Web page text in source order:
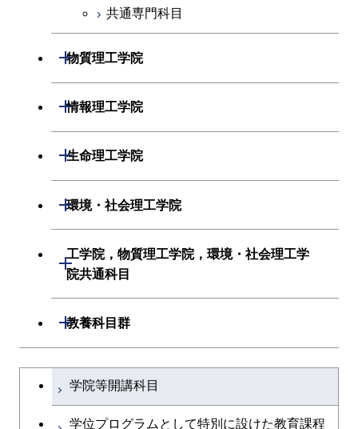
共通専門科目
物質理工学院
開閉
材料系
初年次専門科目
共通専門科目
情報理工学院
開閉
数理・計算科学系
初年次専門科目
創造プロセス科目
共通専門科目
生命理工学院
開閉
生命理工学系
創造プロセス科目
共通専門科目
環境・社会理工学院
開閉
建築学系
融合理工学系
初年次専門科目
工学院，物質理工学院，環境・社会理工学
院共通科目
開閉
工学院，物質理工学院，環境・社会
教養科目群
開閉
文系教養科目
英語科目
学士課程を切り替える
学院等開講科目
学位プログラムとして特別に設けた教育課程